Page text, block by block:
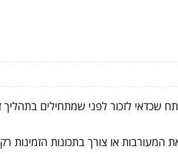
או צורך בתכונות הזמינות רק